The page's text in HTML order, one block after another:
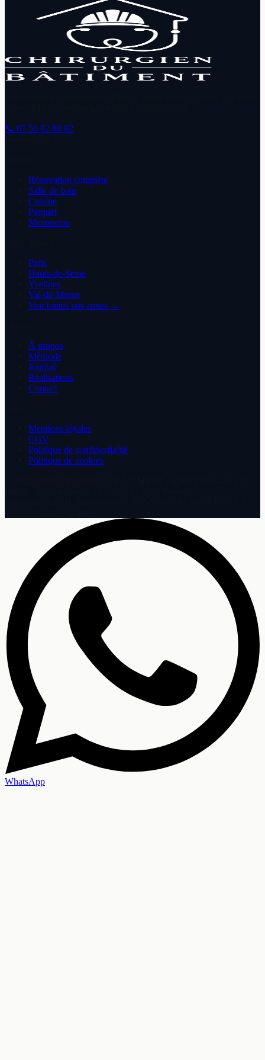
📞 07 56 82 88 82
Rénovation complète
Salle de bain
Cuisine
Parquet
Menuiserie
Paris
Hauts-de-Seine
Yvelines
Val-de-Marne
Voir toutes nos zones →
À propos
Méthode
Journal
Réalisations
Contact
Mentions légales
CGV
Politique de confidentialité
Politique de cookies
WhatsApp